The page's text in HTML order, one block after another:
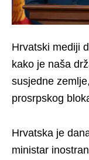
Hrvatski mediji
kako je naša
susjedne
prosrpskog
Hrvatska je
ministar